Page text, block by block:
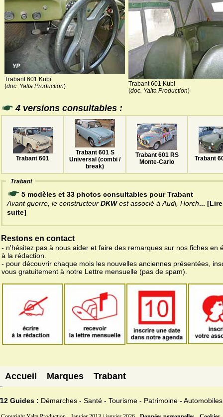
Trabant 601 Kübi
(doc. Yalta Production)
Trabant 601 Kübi
(doc. Yalta Production)
4 versions consultables :
Trabant 601
Trabant 601 S
Universal (combi /
break)
Trabant 601 RS
Monte-Carlo
Trabant
Trabant
5 modèles et 33 photos consultables pour Trabant
Avant guerre, le constructeur DKWest associé à Audi, Horch...
suite]
Restons en contact
- n'hésitez pas à nous aider et faire des remarques sur nos fiches en
à la rédaction.
- pour découvrir chaque mois les nouvelles anciennes présentées,
vous gratuitement à notre Lettre mensuelle (pas de spam).
Accueil Marques Trabant
12 Guides : Démarches - Santé - Tourisme - Patrimoine - Automobiles